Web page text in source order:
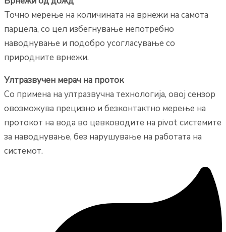
Точно мерење на количината на врнежи на самота
парцела, со цел избегнување непотребно
наводнување и подобро усогласување со
природните врнежи.
Ултразвучен мерач на проток
Со примена на ултразвучна технологија, овој сензор
овозможува прецизно и безконтактно мерење на
протокот на вода во цевководите на pivot системите
за наводнување, без нарушување на работата на
системот.